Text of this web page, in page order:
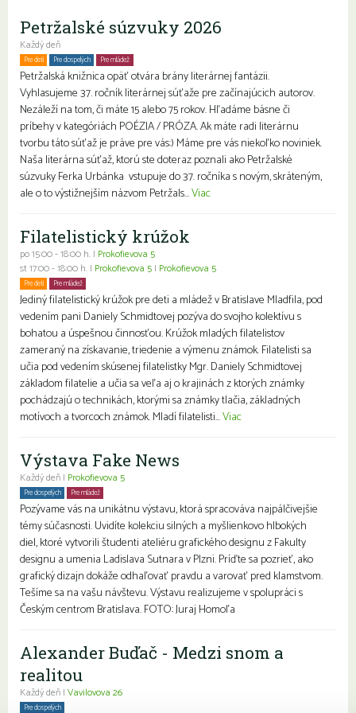
Petržalské súzvuky 2026
Každý deň
Pre deti Pre dospelých Pre mládež
Petržalská knižnica opäť otvára brány literárnej fantázii.
Vyhlasujeme 37. ročník literárnej súťaže pre začínajúcich autorov.
Nezáleží na tom, či máte 15 alebo 75 rokov. Hľadáme básne či
príbehy v kategóriách POÉZIA / PRÓZA. Ak máte radi literárnu
tvorbu táto súťaž je práve pre vás:) Máme pre vás niekoľko noviniek.
Naša literárna súťaž, ktorú ste doteraz poznali ako Petržalské
súzvuky Ferka Urbánka vstupuje do 37. ročníka s novým, skráteným,
ale o to výstižnejším názvom Petržals...Viac
Filatelistický krúžok
po 15:00 - 18:00 h. | Prokofievova 5
st 17:00 - 18:00 h. | Prokofievova 5 | Prokofievova 5
Pre deti Pre mládež
Jediný filatelistický krúžok pre deti a mládež v Bratislave Mladfila, pod
vedením pani Daniely Schmidtovej pozýva do svojho kolektívu s
bohatou a úspešnou činnosťou. Krúžok mladých filatelistov
zameraný na získavanie, triedenie a výmenu známok. Filatelisti sa
učia pod vedením skúsenej filatelistky Mgr. Daniely Schmidtovej
základom filatelie a učia sa veľa aj o krajinách z ktorých známky
pochádzajú o technikách, ktorými sa známky tlačia, základných
motívoch a tvorcoch známok. Mladí filatelisti...Viac
Výstava Fake News
Každý deň | Prokofievova 5
Pre dospelých Pre mládež
Pozývame vás na unikátnu výstavu, ktorá spracováva najpálčivejšie
témy súčasnosti. Uvidíte kolekciu silných a myšlienkovo hlbokých
diel, ktoré vytvorili študenti ateliéru grafického designu z Fakulty
designu a umenia Ladislava Sutnara v Plzni. Príďte sa pozrieť, ako
grafický dizajn dokáže odhaľovať pravdu a varovať pred klamstvom.
Tešíme sa na vašu návštevu. Výstavu realizujeme v spolupráci s
Českým centrom Bratislava. FOTO: Juraj Homoľa
Alexander Buďač - Medzi snom a
realitou
Každý deň | Vavilovova 26
Pre dospelých